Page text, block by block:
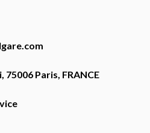
75006 Paris, FRANCE